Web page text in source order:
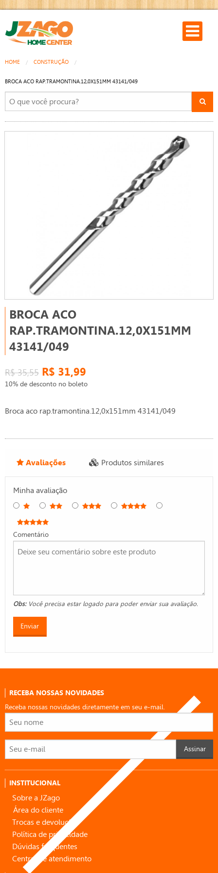
HOME CONSTRUÇÃO
BROCA ACO RAP.TRAMONTINA.12,0X151MM 43141/049
BROCA ACO
RAP.TRAMONTINA.12,0X151MM
43141/049
R$ 35,55 R$ 31,99
10% de desconto no boleto
Broca aco rap.tramontina.12,0x151mm 43141/049
Avaliações Produtos similares
Minha avaliação
Comentário
Obs:Você precisa estar logado para poder enviar sua avaliação.
Enviar
RECEBA NOSSAS NOVIDADES
Receba nossas novidades diretamente em seu e-mail.
Assinar
INSTITUCIONAL
Sobre a JZago
Área do cliente
Trocas e devoluções
Política de privacidade
Dúvidas frequentes
Central de atendimento